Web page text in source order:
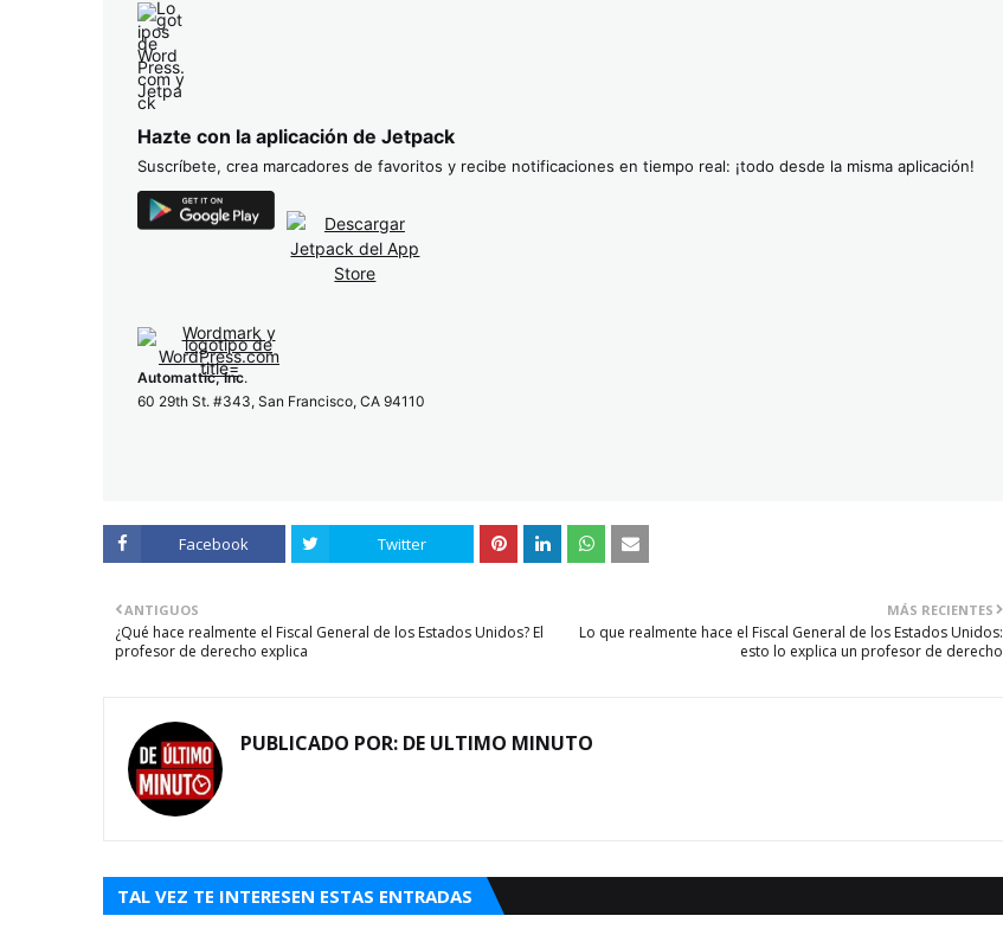
Hazte con la aplicación de Jetpack
Suscríbete, crea marcadores de favoritos y recibe notificaciones en tiempo real: ¡todo desde la misma aplicación!
Automattic, Inc.
60 29th St. #343, San Francisco, CA 94110
Facebook Twitter
MÁS RECIENTES
Lo que realmente hace el Fiscal General de los Estados Unidos:
esto lo explica un profesor de derecho
ANTIGUOS
¿Qué hace realmente el Fiscal General de los Estados Unidos? El
profesor de derecho explica
PUBLICADO POR: DE ULTIMO MINUTO
TAL VEZ TE INTERESEN ESTAS ENTRADAS